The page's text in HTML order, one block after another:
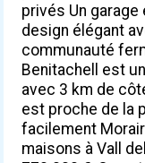
privés Un
design élégant
communauté
Benitachell est
avec 3 km de
est proche de la
facilement
maisons à Vall